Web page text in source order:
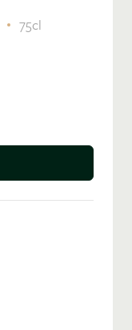
75cl